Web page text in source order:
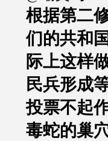
根据第二
们的共和
际上这样
民兵形成
投票不起
毒蛇的巢